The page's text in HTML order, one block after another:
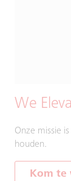
We
Onze missie
houden.
Kom te